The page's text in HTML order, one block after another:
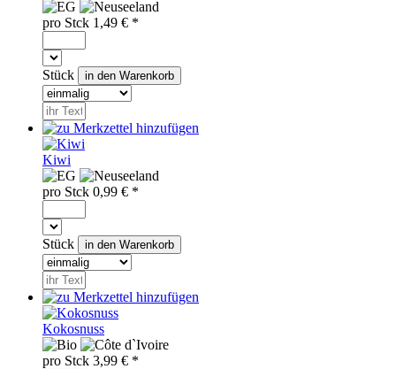
pro Stck 1,49 € *
Stück
Kiwi
pro Stck 0,99 € *
Stück
Kokosnuss
pro Stck 3,99 € *